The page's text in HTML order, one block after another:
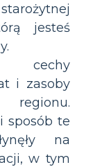
jesteś
cechy
i zasoby
sposób te
na
w tym